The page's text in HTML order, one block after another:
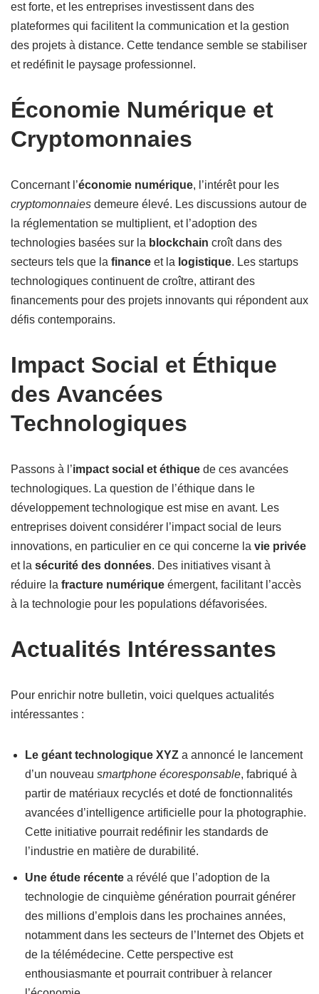
est forte, et les entreprises investissent dans des
plateformes qui facilitent la communication et la gestion
des projets à distance. Cette tendance semble se stabiliser
et redéfinit le paysage professionnel.
Économie Numérique et
Cryptomonnaies
Concernant l’économie numérique, l’intérêt pour les
cryptomonnaies demeure élevé. Les discussions autour de
la réglementation se multiplient, et l’adoption des
technologies basées sur la blockchain croît dans des
secteurs tels que la finance et la logistique. Les startups
technologiques continuent de croître, attirant des
financements pour des projets innovants qui répondent aux
défis contemporains.
Impact Social et Éthique
des Avancées
Technologiques
Passons à l’impact social et éthique de ces avancées
technologiques. La question de l’éthique dans le
développement technologique est mise en avant. Les
entreprises doivent considérer l’impact social de leurs
innovations, en particulier en ce qui concerne la vie privée
et la sécurité des données. Des initiatives visant à
réduire la fracture numérique émergent, facilitant l’accès
à la technologie pour les populations défavorisées.
Actualités Intéressantes
Pour enrichir notre bulletin, voici quelques actualités
intéressantes :
Le géant technologique XYZ a annoncé le lancement
d’un nouveau smartphone écoresponsable, fabriqué à
partir de matériaux recyclés et doté de fonctionnalités
avancées d’intelligence artificielle pour la photographie.
Cette initiative pourrait redéfinir les standards de
l’industrie en matière de durabilité.
Une étude récente a révélé que l’adoption de la
technologie de cinquième génération pourrait générer
des millions d’emplois dans les prochaines années,
notamment dans les secteurs de l’Internet des Objets et
de la télémédecine. Cette perspective est
enthousiasmante et pourrait contribuer à relancer